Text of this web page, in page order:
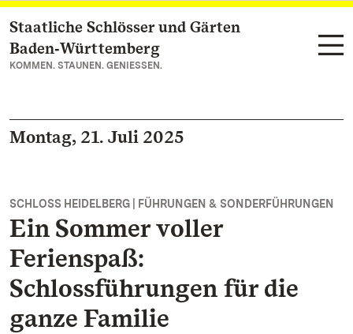
Zum Hauptinhalt springen
Staatliche Schlösser und Gärten
Baden‑Württemberg
KOMMEN. STAUNEN. GENIESSEN.
Montag, 21. Juli 2025
SCHLOSS HEIDELBERG | FÜHRUNGEN & SONDERFÜHRUNGEN
Ein Sommer voller
Ferienspaß:
Schlossführungen für die
ganze Familie